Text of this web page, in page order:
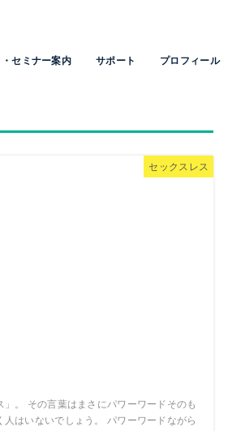
・セミナー案内 サポート プロフィール
セックスレス
」。 その言葉はまさにパワーワードそのも
人はいないでしょう。 パワーワードながら